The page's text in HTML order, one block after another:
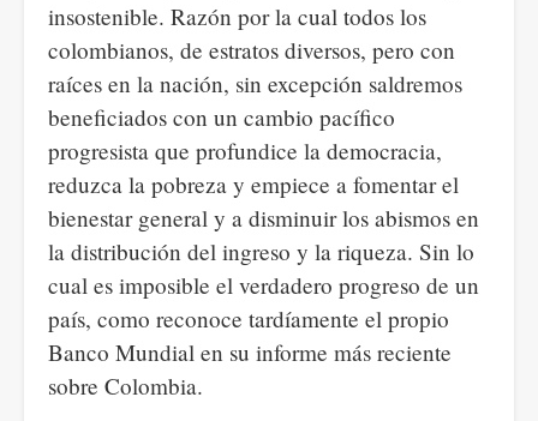
insostenible. Razón por la cual todos los
colombianos, de estratos diversos, pero con
raíces en la nación, sin excepción saldremos
beneficiados con un cambio pacífico
progresista que profundice la democracia,
reduzca la pobreza y empiece a fomentar el
bienestar general y a disminuir los abismos en
la distribución del ingreso y la riqueza. Sin lo
cual es imposible el verdadero progreso de un
país, como reconoce tardíamente el propio
Banco Mundial en su informe más reciente
sobre Colombia.